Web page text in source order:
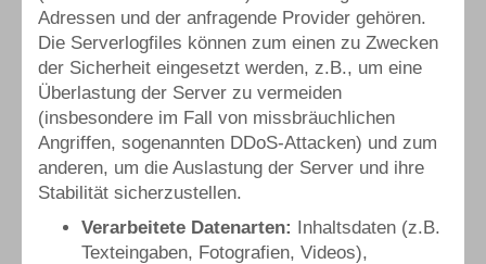
Adressen und der anfragende Provider gehören.
Die Serverlogfiles können zum einen zu Zwecken
der Sicherheit eingesetzt werden, z.B., um eine
Überlastung der Server zu vermeiden
(insbesondere im Fall von missbräuchlichen
Angriffen, sogenannten DDoS-Attacken) und zum
anderen, um die Auslastung der Server und ihre
Stabilität sicherzustellen.
Verarbeitete Datenarten: Inhaltsdaten (z.B.
Texteingaben, Fotografien, Videos),